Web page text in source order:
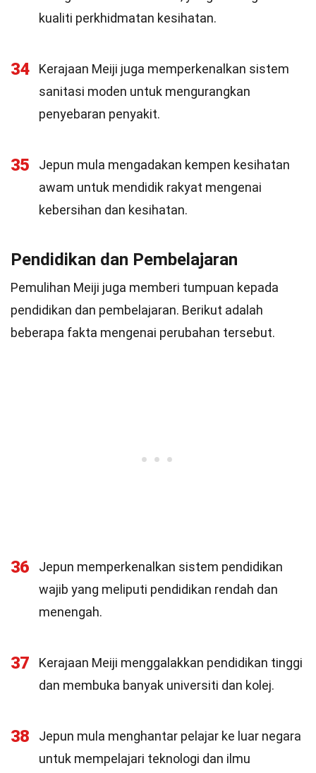
kualiti perkhidmatan kesihatan.
34
Kerajaan Meiji juga memperkenalkan sistem
sanitasi moden untuk mengurangkan
penyebaran penyakit.
35
Jepun mula mengadakan kempen kesihatan
awam untuk mendidik rakyat mengenai
kebersihan dan kesihatan.
Pendidikan dan Pembelajaran
Pemulihan Meiji juga memberi tumpuan kepada
pendidikan dan pembelajaran. Berikut adalah
beberapa fakta mengenai perubahan tersebut.
36
Jepun memperkenalkan sistem pendidikan
wajib yang meliputi pendidikan rendah dan
menengah.
37
Kerajaan Meiji menggalakkan pendidikan tinggi
dan membuka banyak universiti dan kolej.
38
Jepun mula menghantar pelajar ke luar negara
untuk mempelajari teknologi dan ilmu